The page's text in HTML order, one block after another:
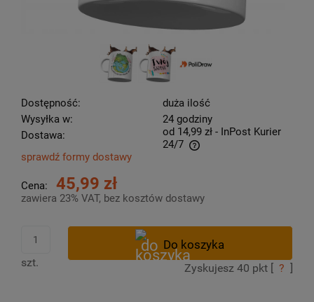
Dostępność:
duża ilość
Wysyłka w:
24 godziny
Dostawa:
od 14,99 zł - InPost Kurier
24/7
Cena nie zawiera ewentualnych kosztów płatności
sprawdź formy dostawy
Cena: 45,99 zł
zawiera 23% VAT, bez kosztów dostawy
szt. Zyskujesz 40 pkt [ ? ]